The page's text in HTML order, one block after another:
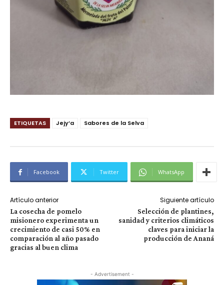
ETIQUETAS Jejy’a Sabores de la Selva
Facebook Twitter WhatsApp
Artículo anterior
La cosecha de pomelo
misionero experimenta un
crecimiento de casi 50% en
comparación al año pasado
gracias al buen clima
Siguiente artículo
Selección de plantines,
sanidad y criterios climáticos
claves para iniciar la
producción de Ananá
- Advertisement -